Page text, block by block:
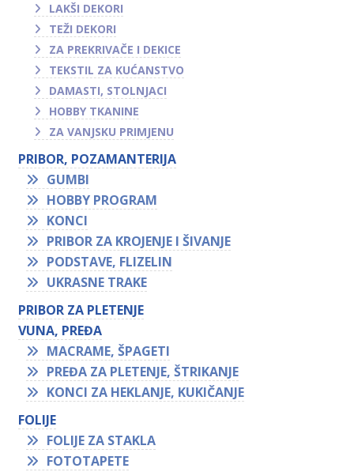
LAKŠI DEKORI
TEŽI DEKORI
ZA PREKRIVAČE I DEKICE
TEKSTIL ZA KUĆANSTVO
DAMASTI, STOLNJACI
HOBBY TKANINE
ZA VANJSKU PRIMJENU
PRIBOR, POZAMANTERIJA
GUMBI
HOBBY PROGRAM
KONCI
PRIBOR ZA KROJENJE I ŠIVANJE
PODSTAVE, FLIZELIN
UKRASNE TRAKE
PRIBOR ZA PLETENJE
VUNA, PREĐA
MACRAME, ŠPAGETI
PREĐA ZA PLETENJE, ŠTRIKANJE
KONCI ZA HEKLANJE, KUKIČANJE
FOLIJE
FOLIJE ZA STAKLA
FOTOTAPETE